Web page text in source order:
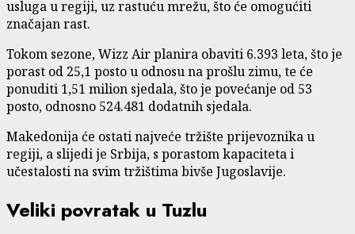
usluga u regiji, uz rastuću mrežu, što će omogućiti
značajan rast.
Tokom sezone, Wizz Air planira obaviti 6.393 leta, što je
porast od 25,1 posto u odnosu na prošlu zimu, te će
ponuditi 1,51 milion sjedala, što je povećanje od 53
posto, odnosno 524.481 dodatnih sjedala.
Makedonija će ostati najveće tržište prijevoznika u
regiji, a slijedi je Srbija, s porastom kapaciteta i
učestalosti na svim tržištima bivše Jugoslavije.
Veliki povratak u Tuzlu